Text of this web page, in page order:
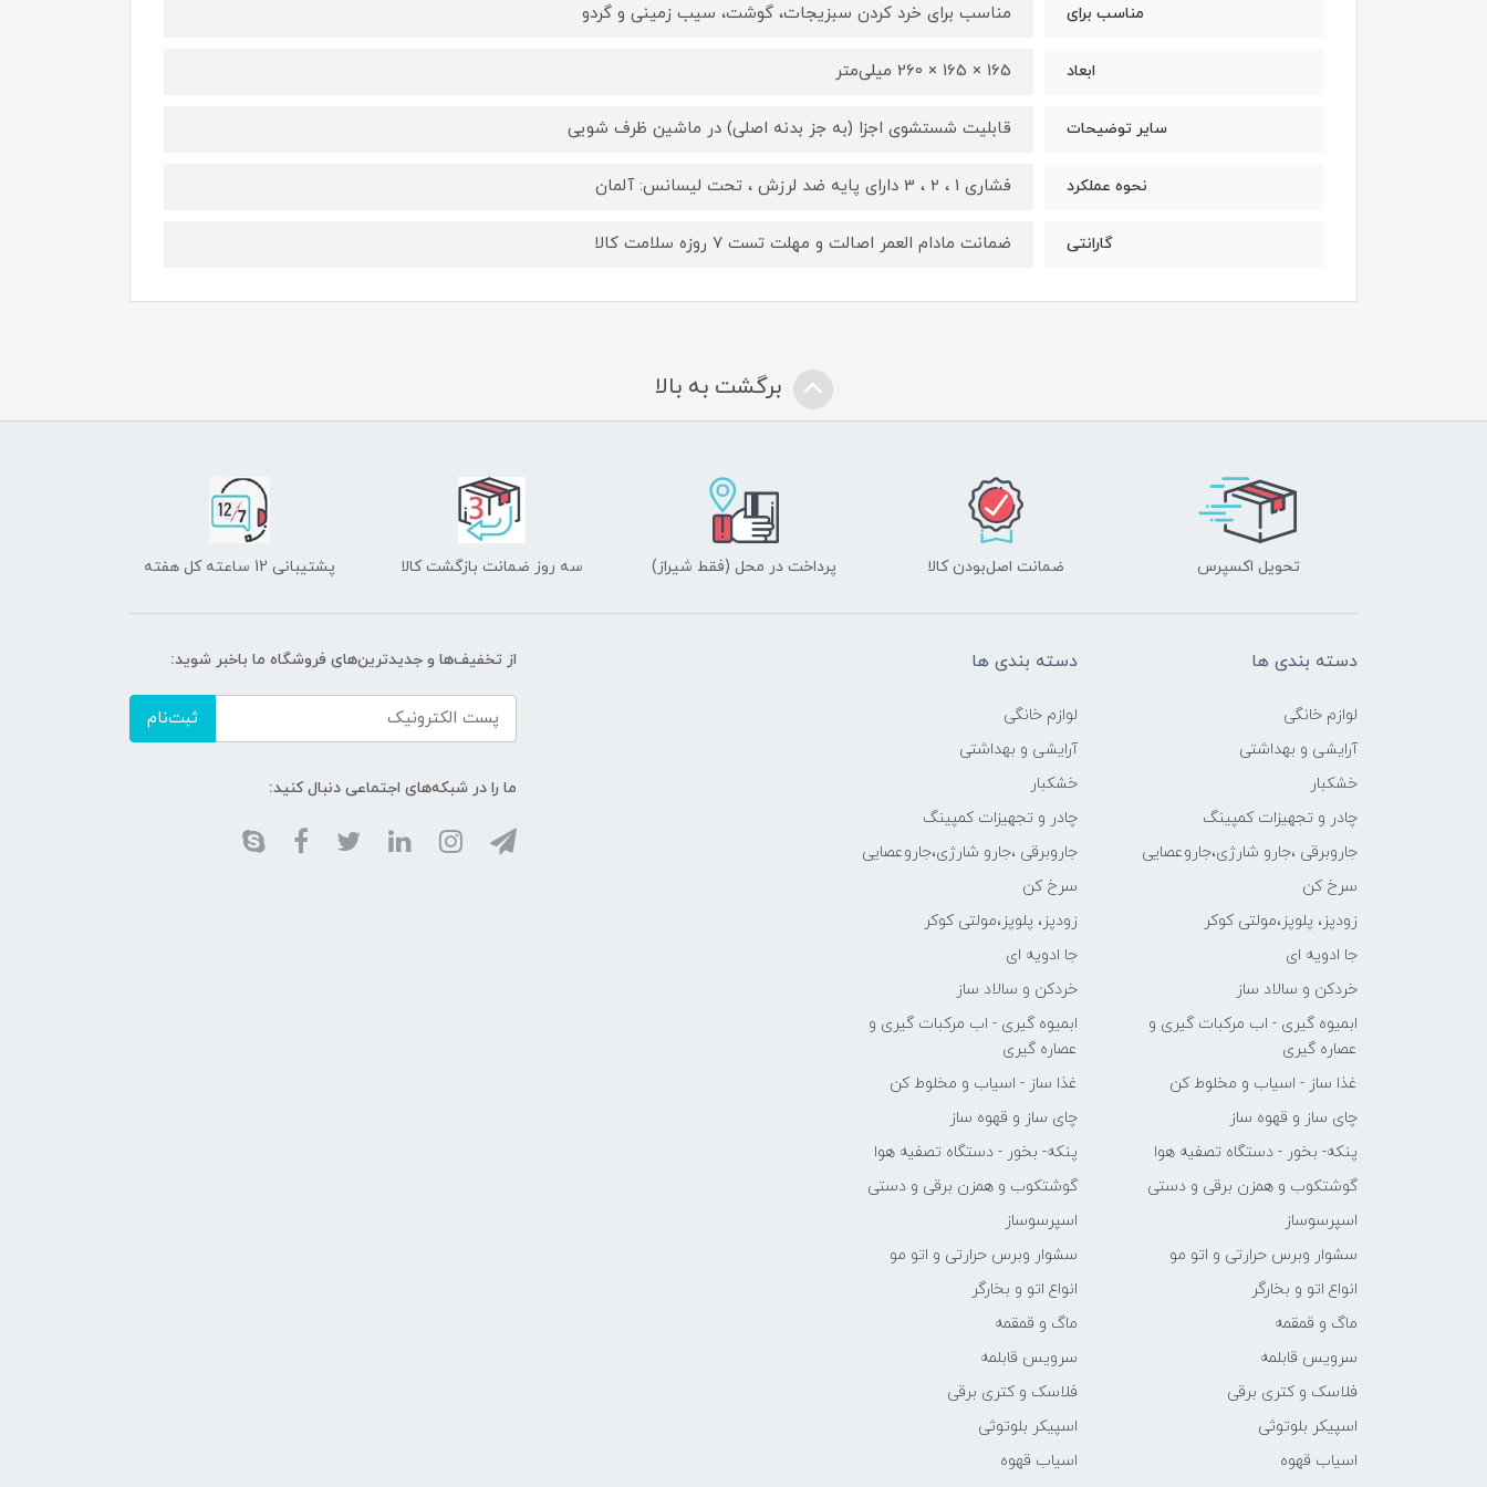
مناسب برای مناسب برای خرد کردن سبزیجات، گوشت، سیب زمینی و گردو
ابعاد 165 × 165 × 260 میلی‌متر
سایر توضیحات قابلیت شستشوی اجزا (به جز بدنه اصلی) در ماشین ظرف شویی
نحوه عملکرد فشاری 1 ، 2 ، 3 دارای پایه ضد لرزش ، تحت لیسانس: آلمان
گارانتی ضمانت مادام العمر اصالت و مهلت تست ۷ روزه سلامت کالا
برگشت به بالا
تحویل اکسپرس ضمانت اصل‌بودن کالا پرداخت در محل (فقط شیراز) سه روز ضمانت بازگشت کالا پشتیبانی 12 ساعته کل هفته
دسته بندی ها
لوازم خانگی
آرایشی و بهداشتی
خشکبار
چادر و تجهیزات کمپینگ
جاروبرقی ،جارو شارژی،جاروعصایی
سرخ کن
زودپز، پلوپز،مولتی کوکر
جا ادویه ای
خردکن و سالاد ساز
ابمیوه گیری - اب مرکبات گیری و
عصاره گیری
غذا ساز - اسیاب و مخلوط کن
چای ساز و قهوه ساز
پنکه- بخور - دستگاه تصفیه هوا
گوشتکوب و همزن برقی و دستی
اسپرسوساز
سشوار وبرس حرارتی و اتو مو
انواع اتو و بخارگر
ماگ و قمقمه
سرویس قابلمه
فلاسک و کتری برقی
اسپیکر بلوتوثی
اسیاب قهوه
دسته بندی ها
لوازم خانگی
آرایشی و بهداشتی
خشکبار
چادر و تجهیزات کمپینگ
جاروبرقی ،جارو شارژی،جاروعصایی
سرخ کن
زودپز، پلوپز،مولتی کوکر
جا ادویه ای
خردکن و سالاد ساز
ابمیوه گیری - اب مرکبات گیری و
عصاره گیری
غذا ساز - اسیاب و مخلوط کن
چای ساز و قهوه ساز
پنکه- بخور - دستگاه تصفیه هوا
گوشتکوب و همزن برقی و دستی
اسپرسوساز
سشوار وبرس حرارتی و اتو مو
انواع اتو و بخارگر
ماگ و قمقمه
سرویس قابلمه
فلاسک و کتری برقی
اسپیکر بلوتوثی
اسیاب قهوه
از تخفیف‌ها و جدیدترین‌های فروشگاه ما باخبر شوید:
ثبت‌نام
ما را در شبکه‌های اجتماعی دنبال کنید: